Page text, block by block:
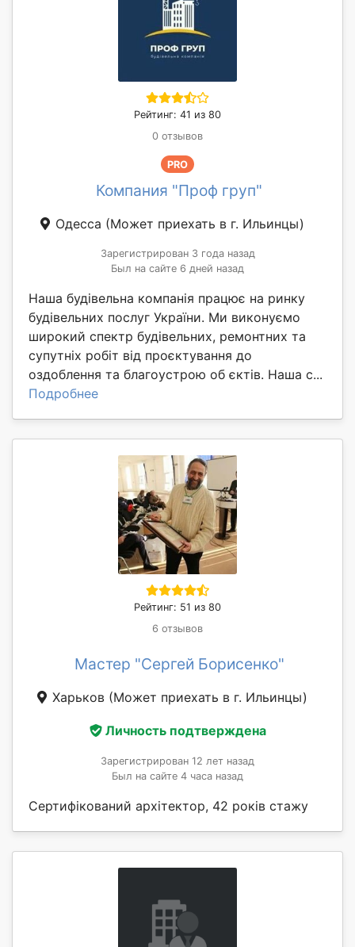
Рейтинг: 41 из 80
0 отзывов
PRO
Компания "Проф груп"
Одесса (Может приехать в г. Ильинцы)
Зарегистрирован 3 года назад
Был на сайте 6 дней назад
Наша будівельна компанія працює на ринку
будівельних послуг України. Ми виконуємо
широкий спектр будівельних, ремонтних та
супутніх робіт від проєктування до
оздоблення та благоустрою об єктів. Наша с...
Подробнее
Рейтинг: 51 из 80
6 отзывов
Мастер "Сергей Борисенко"
Харьков (Может приехать в г. Ильинцы)
Личность подтверждена
Зарегистрирован 12 лет назад
Был на сайте 4 часа назад
Сертифікований архітектор, 42 років стажу